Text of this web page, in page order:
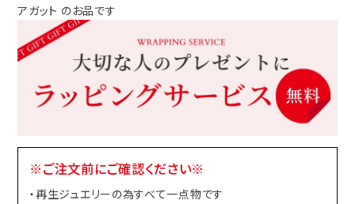
アガット のお品です
※ご注文前にご確認ください※
・再生ジュエリーの為すべて一点物です